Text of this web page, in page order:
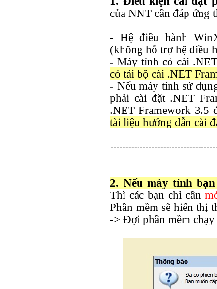
của NNT cần đáp ứng
- Hệ điều hành
(không hỗ trợ hệ điều
- Máy tính có cài
có tải bộ cài .NET
- Nếu máy tính sử
phải cài đặt .NET
.NET Framework 3.5
tài liệu hướng dẫn cài
2. Nếu máy tính bạn
Thì các bạn chỉ cần
Phần mềm sẽ hiển thị
-> Đợi phần mềm